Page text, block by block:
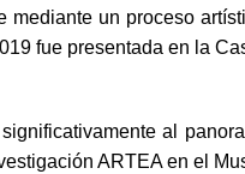
un proceso
fue presentada en la
al
ARTEA en el